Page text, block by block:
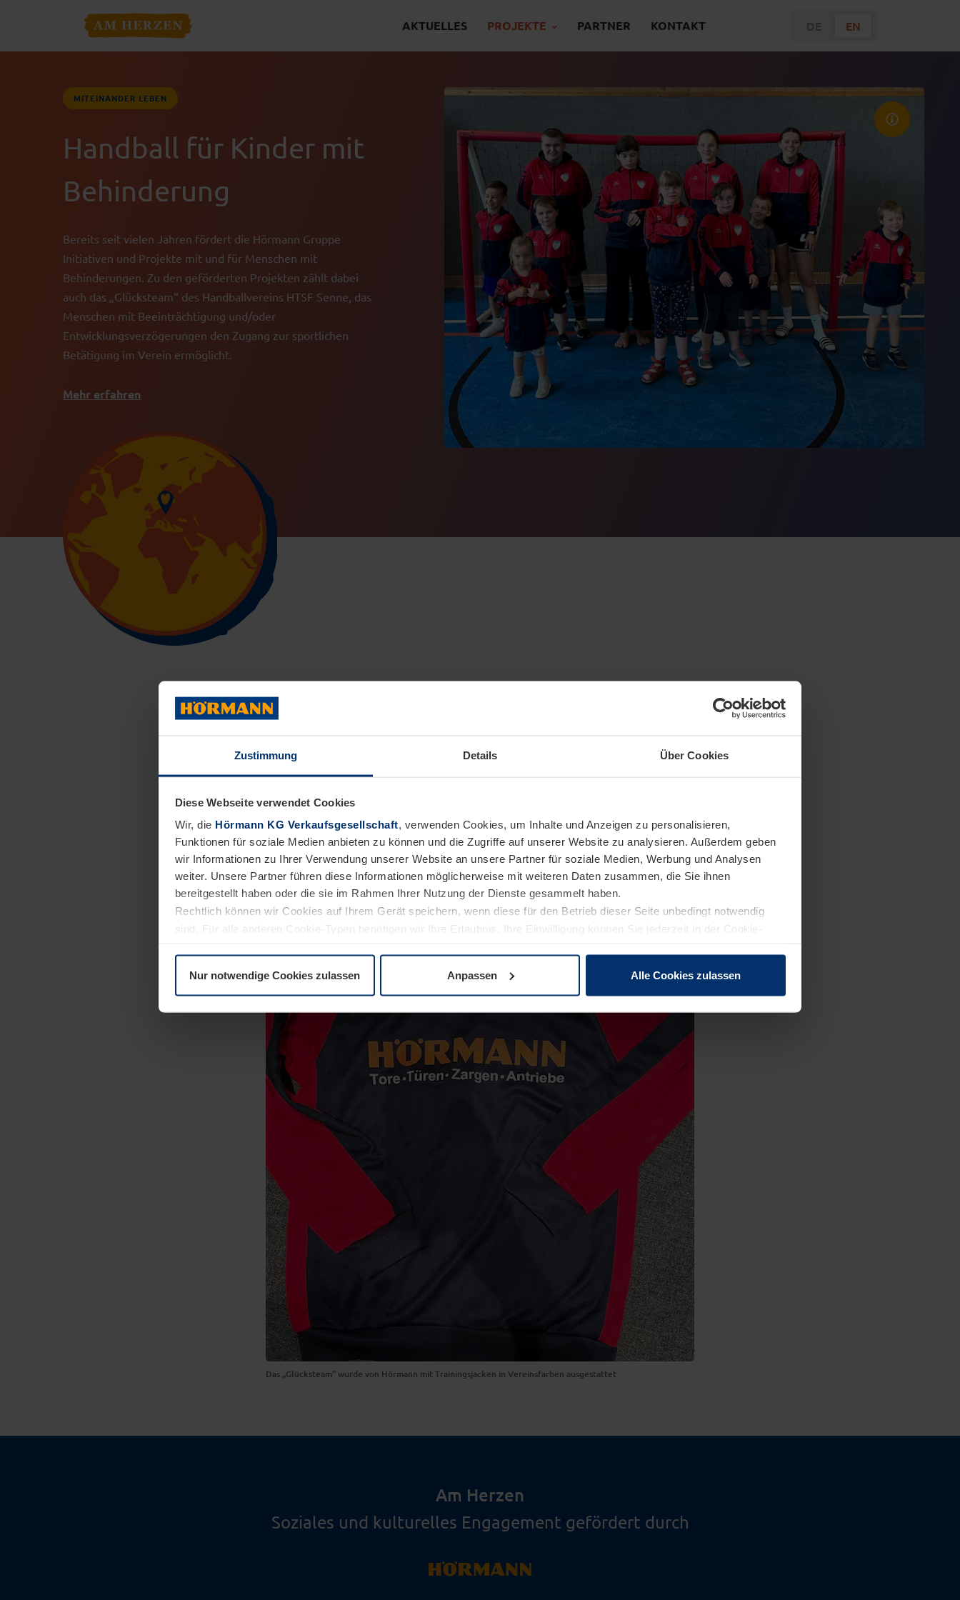
Zustimmung Details Über Cookies
Diese Webseite verwendet Cookies
Wir, die Hörmann KG Verkaufsgesellschaft, verwenden Cookies, um Inhalte und Anzeigen zu personalisieren,
Funktionen für soziale Medien anbieten zu können und die Zugriffe auf unserer Website zu analysieren. Außerdem geben
wir Informationen zu Ihrer Verwendung unserer Website an unsere Partner für soziale Medien, Werbung und Analysen
weiter. Unsere Partner führen diese Informationen möglicherweise mit weiteren Daten zusammen, die Sie ihnen
bereitgestellt haben oder die sie im Rahmen Ihrer Nutzung der Dienste gesammelt haben.
Rechtlich können wir Cookies auf Ihrem Gerät speichern, wenn diese für den Betrieb dieser Seite unbedingt notwendig
sind. Für alle anderen Cookie-Typen benötigen wir Ihre Erlaubnis. Ihre Einwilligung können Sie jederzeit in der Cookie-
Nur notwendige Cookies zulassen Anpassen Alle Cookies zulassen
AKTUELLES PROJEKTE PARTNER KONTAKT EN
MITEINANDER LEBEN
Handball für Kinder mit
Behinderung
Bereits seit vielen Jahren fördert die Hörmann Gruppe
Initiativen und Projekte mit und für Menschen mit
Behinderungen. Zu den geförderten Projekten zählt dabei
auch das „Glücksteam“ des Handballvereins HTSF Senne, das
Menschen mit Beeinträchtigung und/oder
Entwicklungsverzögerungen den Zugang zur sportlichen
Betätigung im Verein ermöglicht.
Mehr erfahren
Immer mehr Sportvereine setzen sich dafür ein, dass auch Menschen mit Beeinträchtigung
und/oder Entwicklungsverzögerungen die Möglichkeit erhalten, sich einem Sportverein
„Glücksteam“ ins Leben gerufen hat. Neben der Anschaffung von neuen Materialien für das
Training wurden die Kinder und Trainer des Glücksteams nun von Hörmann mit Trainingsjacken in
Vereinsfarben ausgestattet.
Das „Glücksteam“ wurde von Hörmann mit Trainingsjacken in Vereinsfarben ausgestattet
Am Herzen
Soziales und kulturelles Engagement gefördert durch